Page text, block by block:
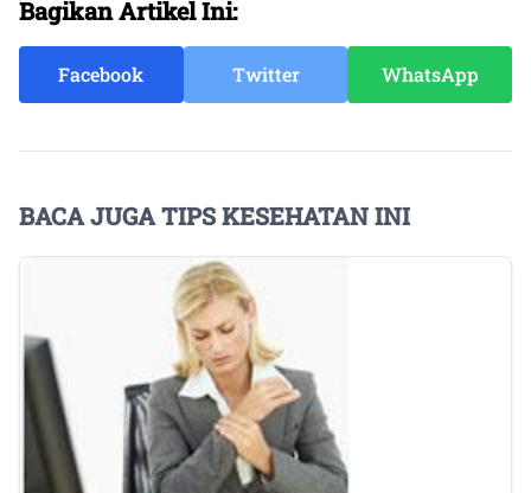
Bagikan Artikel Ini:
Facebook Twitter WhatsApp
BACA JUGA TIPS KESEHATAN INI